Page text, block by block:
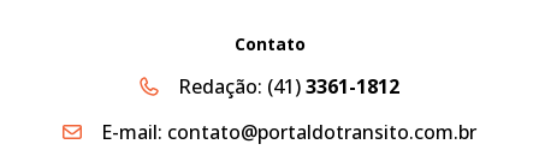
Contato
Redação: (41)3361-1812
E-mail: contato@portaldotransito.com.br